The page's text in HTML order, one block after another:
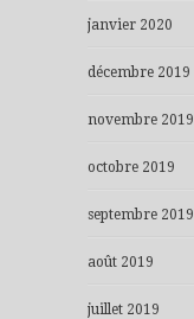
janvier 2020
décembre 2019
novembre 2019
octobre 2019
septembre 2019
août 2019
juillet 2019